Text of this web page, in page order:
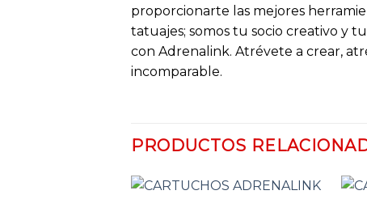
proporcionarte las mejores
tatuajes; somos tu socio creativo y
con Adrenalink. Atrévete a crear,
incomparable.
PRODUCTOS